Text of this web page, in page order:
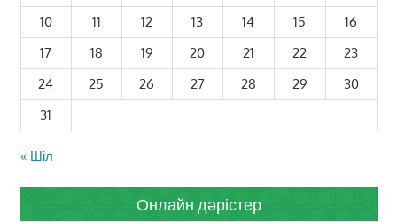
10
11 12 13 14 15
16
17
18 19 20 21 22
23
24
25 26 27 28 29
30
31
« Шіл
Онлайн дәрістер